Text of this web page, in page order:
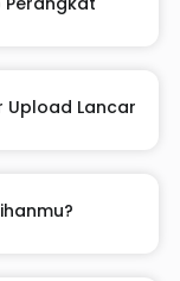
Upload Lancar